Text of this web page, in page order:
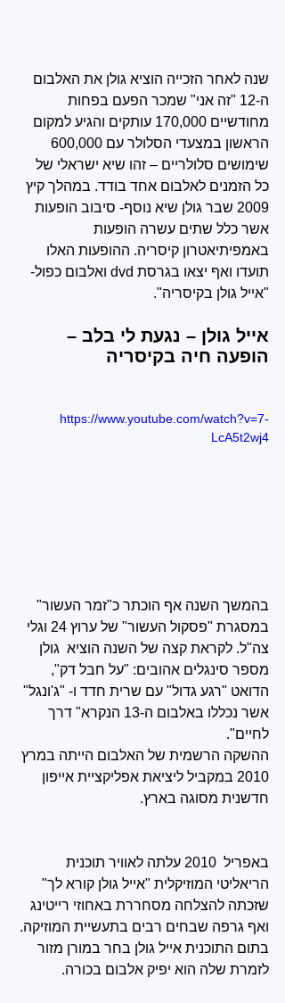
שנה לאחר הזכייה הוציא גולן את האלבום
ה-12 "זה אני" שמכר הפעם בפחות
מחודשיים 170,000 עותקים והגיע למקום
שימושים סלולריים – זהו שיא ישראלי של
כל הזמנים לאלבום אחד בודד. במהלך קיץ
2009 שבר גולן שיא נוסף- סיבוב הופעות
אשר כלל שתים עשרה הופעות
באמפיתיאטרון קיסריה. ההופעות האלו
תועדו ואף יצאו בגרסת dvd ואלבום כפול-
"אייל גולן בקיסריה".
אייל גולן – נגעת לי בלב –
הופעה חיה בקיסריה
https://www.youtube.com/watch?v=7-
LcA5t2wj4
בהמשך השנה אף הוכתר כ"זמר העשור"
במסגרת "פסקול העשור" של ערוץ 24 וגלי
צה"ל. לקראת קצה של השנה הוציא  גולן
מספר סינגלים אהובים: "על חבל דק",
הדואט "רגע גדול" עם שרית חדד ו- "ג'ונגל"
אשר נכללו באלבום ה-13 הנקרא" דרך
לחיים".
ההשקה הרשמית של האלבום הייתה במרץ
2010 במקביל ליציאת אפליקציית אייפון
חדשנית מסוגה בארץ.
באפריל  2010 עלתה לאוויר תוכנית
הריאליטי המוזיקלית "אייל גולן קורא לך"
שזכתה להצלחה מסחררת באחוזי רייטינג
ואף גרפה שבחים רבים בתעשיית המוזיקה.
בתום התוכנית אייל גולן בחר במורן מזור
לזמרת שלה הוא יפיק אלבום בכורה.